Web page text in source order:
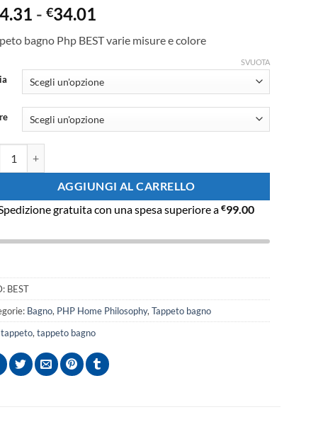
- €34.01
prezzo:
€24.31
a
€34.01
bagno Php BEST varie misure e colore
SVUOTA
AGGIUNGI AL CARRELLO
gratuita con una spesa superiore a €99.00
BEST
Bagno, PHP Home Philosophy,Tappeto bagno
tappeto,tappeto bagno